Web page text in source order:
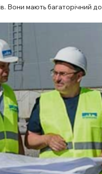
Вони мають багаторічний